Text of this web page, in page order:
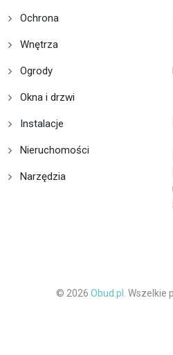
Ochrona
Wnętrza
Ogrody
Okna i drzwi
Instalacje
Nieruchomości
Narzędzia
© 2026 Obud.pl. Wszelkie